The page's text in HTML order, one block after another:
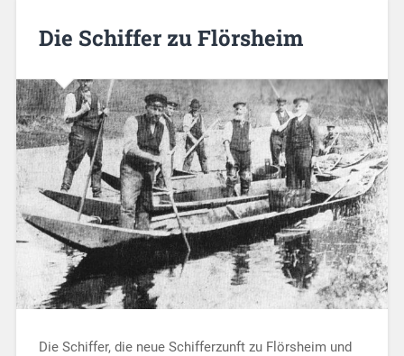
Die Schiffer zu Flörsheim
Die Schiffer, die neue Schifferzunft zu Flörsheim und